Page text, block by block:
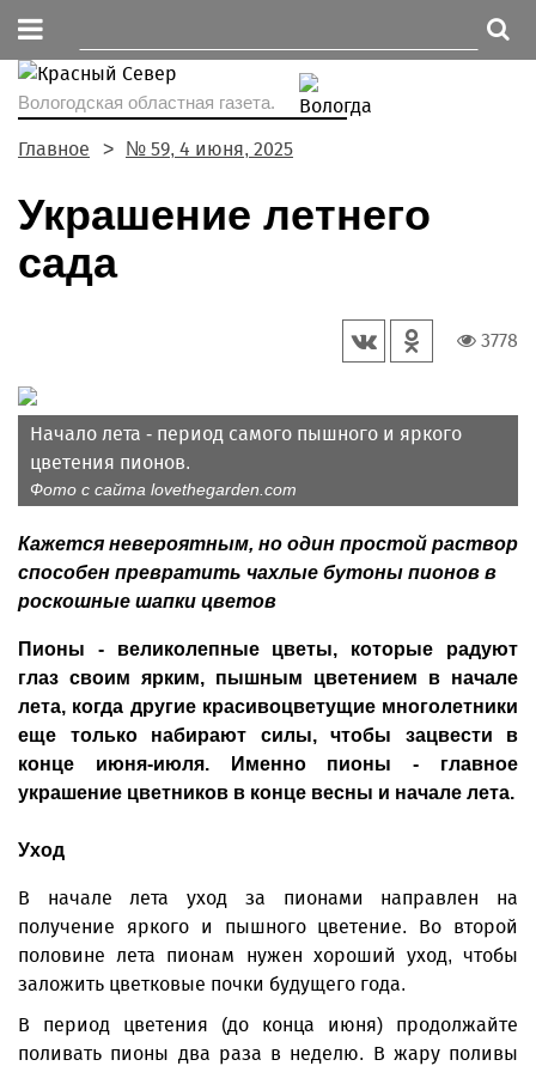
Вологодская областная газета.
Главное № 59, 4 июня, 2025
Украшение летнего
сада
3778
Начало лета - период самого пышного и яркого
цветения пионов.
Фото с сайта lovethegarden.com
Кажется невероятным, но один простой раствор
способен превратить чахлые бутоны пионов в
роскошные шапки цветов
Пионы - великолепные цветы, которые радуют
глаз своим ярким, пышным цветением в начале
лета, когда другие красивоцветущие многолетники
еще только набирают силы, чтобы зацвести в
конце июня-июля. Именно пионы - главное
украшение цветников в конце весны и начале лета.
Уход
В начале лета уход за пионами направлен на
получение яркого и пышного цветение. Во второй
половине лета пионам нужен хороший уход, чтобы
заложить цветковые почки будущего года.
В период цветения (до конца июня) продолжайте
поливать пионы два раза в неделю. В жару поливы